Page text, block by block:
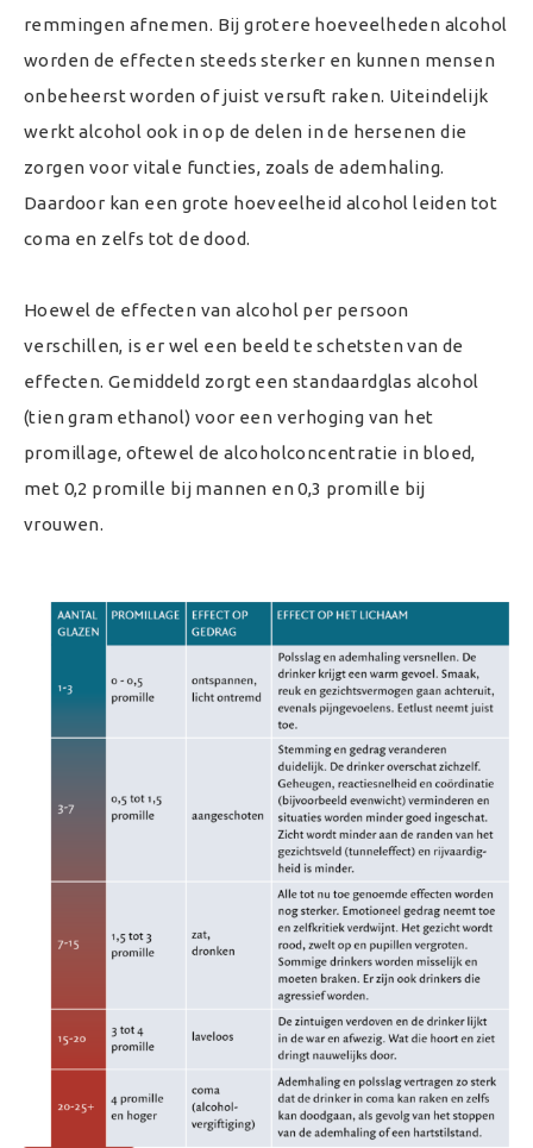
remmingen afnemen. Bij grotere hoeveelheden alcohol
worden de effecten steeds sterker en kunnen mensen
onbeheerst worden of juist versuft raken. Uiteindelijk
werkt alcohol ook in op de delen in de hersenen die
zorgen voor vitale functies, zoals de ademhaling.
Daardoor kan een grote hoeveelheid alcohol leiden tot
coma en zelfs tot de dood.
Hoewel de effecten van alcohol per persoon
verschillen, is er wel een beeld te schetsten van de
effecten. Gemiddeld zorgt een standaardglas alcohol
(tien gram ethanol) voor een verhoging van het
promillage, oftewel de alcoholconcentratie in bloed,
met 0,2 promille bij mannen en 0,3 promille bij
vrouwen.